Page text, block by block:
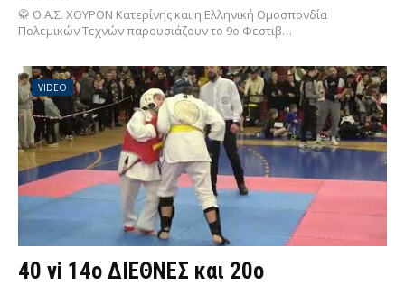
🥋 Ο Α.Σ. ΧΟΥΡΟΝ Κατερίνης και η Ελληνική Ομοσπονδία
Πολεμικών Τεχνών παρουσιάζουν το 9ο Φεστιβ…
VIDEO
40 vi 14ο ΔΙΕΘΝΕΣ και 20ο